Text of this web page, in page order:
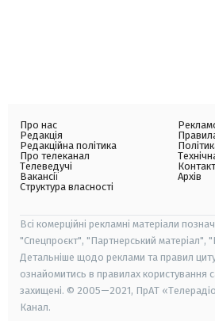
Про нас
Редакція
Редакційна політика
Про телеканал
Телеведучі
Вакансії
Структура власності
Архів
Всі комерційні рекламні матеріали
"Спецпроєкт", "Партнерський матеріал",
Детальніше щодо реклами та правил
ознайомитись в правилах користування
захищені. © 2005—2021, ПрАТ
Канал.